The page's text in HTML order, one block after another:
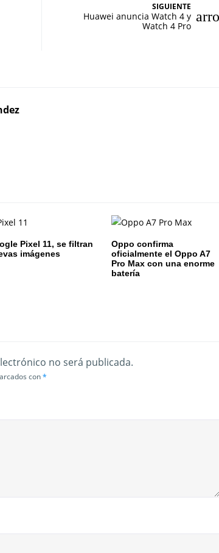
SIGUIENTE
Huawei anuncia Watch 4 y
Watch 4 Pro
Pixel 11, se filtran
imágenes
Oppo confirma
oficialmente el Oppo A7
Pro Max con una enorme
batería
no será publicada.
con*